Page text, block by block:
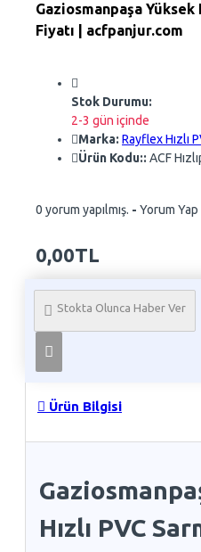
Gaziosmanpaşa Yüksek
Fiyatı | acfpanjur.com
Stok Durumu:
2-3 gün içinde
Marka: Rayflex Hızlı
Ürün Kodu:: ACF
0 yorum yapılmış. - Yorum Yap
0,00TL
Stokta Olunca Haber Ver
Telefon İle Sipariş
Ürün Bilgisi
Hızlı PVC